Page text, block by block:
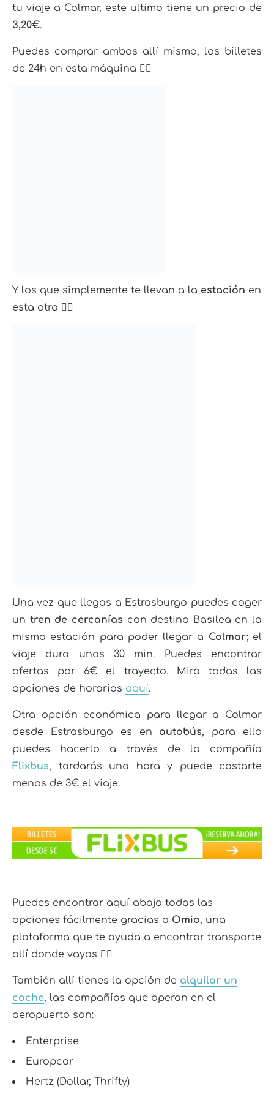
tu viaje a Colmar, este ultimo tiene un precio de
3,20€.
Puedes comprar ambos allí mismo, los billetes
de 24h en esta máquina 👇🏼
Y los que simplemente te llevan a la estación en
esta otra 👇🏼
Una vez que llegas a Estrasburgo puedes coger
un tren de cercanías con destino Basilea en la
misma estación para poder llegar a Colmar; el
viaje dura unos 30 min. Puedes encontrar
ofertas por 6€ el trayecto. Mira todas las
opciones de horarios aquí.
Otra opción económica para llegar a Colmar
desde Estrasburgo es en autobús, para ello
puedes hacerlo a través de la compañía
Flixbus, tardarás una hora y puede costarte
menos de 3€ el viaje.
Puedes encontrar aquí abajo todas las
opciones fácilmente gracias a Omio, una
plataforma que te ayuda a encontrar transporte
allí donde vayas 👇🏼
También allí tienes la opción de alquilar un
coche, las compañías que operan en el
aeropuerto son:
Enterprise
Europcar
Hertz (Dollar, Thrifty)